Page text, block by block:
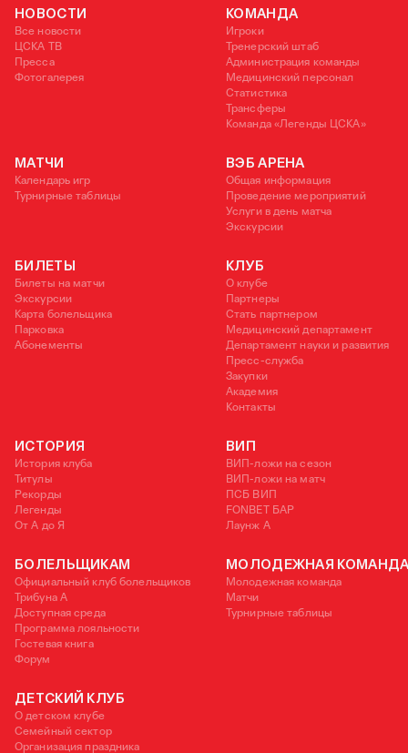
НОВОСТИ
Все новости
ЦСКА ТВ
Пресса
Фотогалерея
КОМАНДА
Игроки
Тренерский штаб
Администрация команды
Медицинский персонал
Статистика
Трансферы
Команда «Легенды ЦСКА»
МАТЧИ
Календарь игр
Турнирные таблицы
ВЭБ АРЕНА
Общая информация
Проведение мероприятий
Услуги в день матча
Экскурсии
БИЛЕТЫ
Билеты на матчи
Экскурсии
Карта болельщика
Парковка
Абонементы
КЛУБ
О клубе
Партнеры
Стать партнером
Медицинский департамент
Департамент науки и развития
Пресс-служба
Закупки
Академия
Контакты
ИСТОРИЯ
История клуба
Титулы
Рекорды
Легенды
От А до Я
ВИП
ВИП-ложи на сезон
ВИП-ложи на матч
ПСБ ВИП
FONBET БАР
Лаунж A
БОЛЕЛЬЩИКАМ
Официальный клуб болельщиков
Трибуна А
Доступная среда
Программа лояльности
Гостевая книга
Форум
МОЛОДЕЖНАЯ
Молодежная команда
Матчи
Турнирные таблицы
ДЕТСКИЙ КЛУБ
О детском клубе
Семейный сектор
Организация праздника